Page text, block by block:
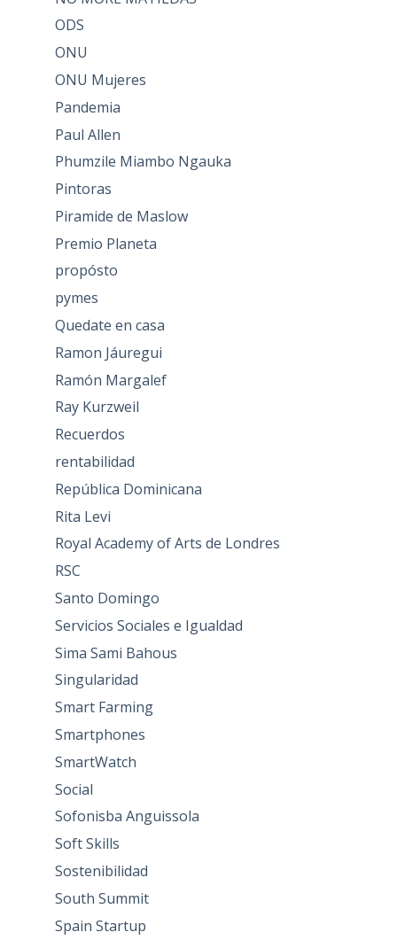
ODS
ONU
ONU Mujeres
Pandemia
Paul Allen
Phumzile Miambo Ngauka
Pintoras
Piramide de Maslow
Premio Planeta
propósto
pymes
Quedate en casa
Ramon Jáuregui
Ramón Margalef
Ray Kurzweil
Recuerdos
rentabilidad
República Dominicana
Rita Levi
Royal Academy of Arts de Londres
RSC
Santo Domingo
Servicios Sociales e Igualdad
Sima Sami Bahous
Singularidad
Smart Farming
Smartphones
SmartWatch
Social
Sofonisba Anguissola
Soft Skills
Sostenibilidad
South Summit
Spain Startup